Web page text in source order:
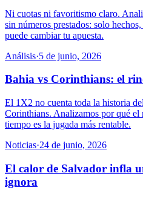
Ni cuotas ni favoritismo claro.
sin números prestados: solo
puede cambiar tu apuesta.
Análisis·5 de junio, 2026
Bahia vs Corinthians: el
El 1X2 no cuenta toda la historia
Corinthians. Analizamos por qué el
tiempo es la jugada más rentable.
Noticias·24 de junio, 2026
El calor de Salvador infla
ignora